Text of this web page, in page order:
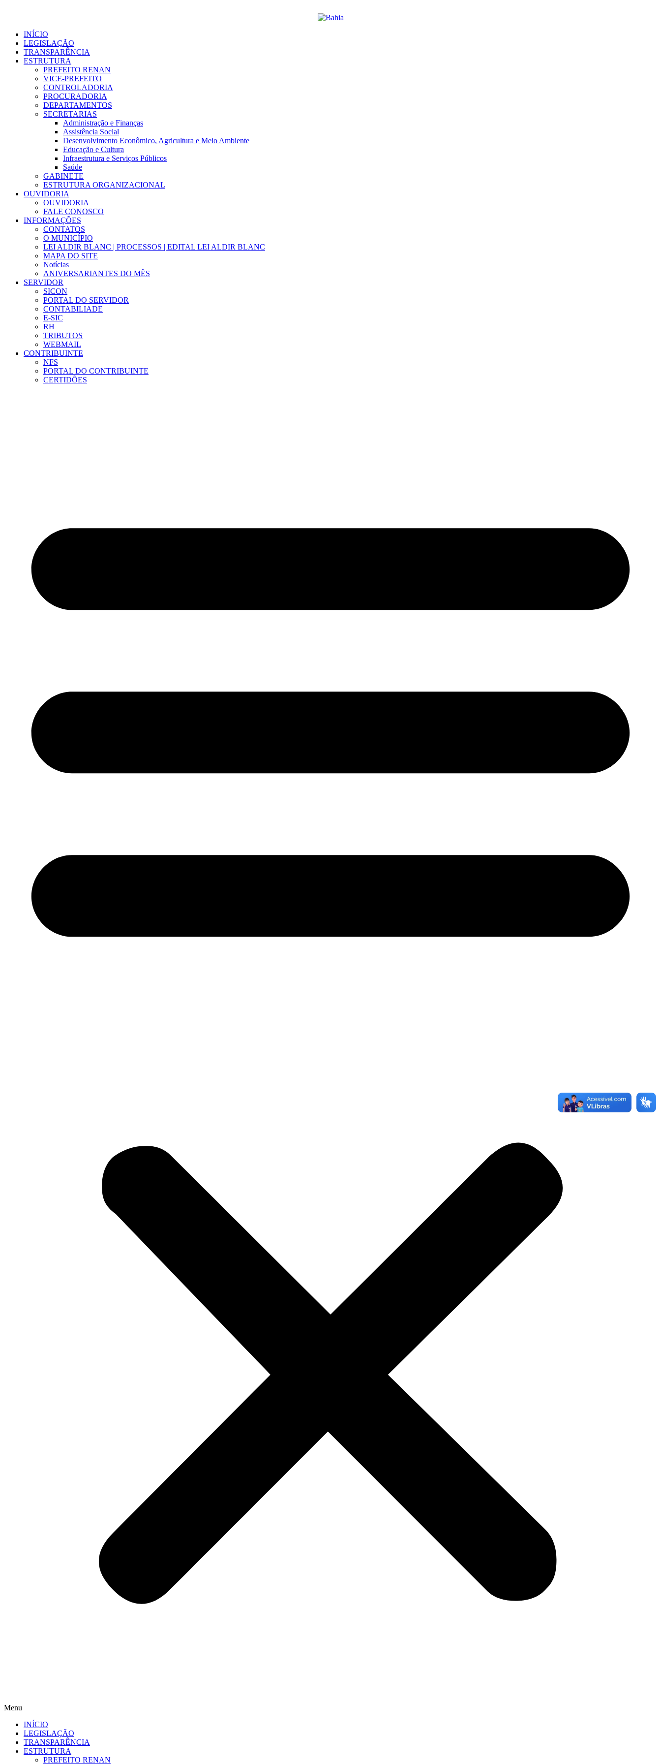
conteúdoINÍCIO
LEGISLAÇÃO
TRANSPARÊNCIA
ESTRUTURA
PREFEITO RENAN
VICE-PREFEITO
CONTROLADORIA
PROCURADORIA
DEPARTAMENTOS
SECRETARIAS
Administração e Finanças
Assistência Social
Desenvolvimento Econômico, Agricultura e Meio Ambiente
Educação e Cultura
Infraestrutura e Serviços Públicos
Saúde
GABINETE
ESTRUTURA ORGANIZACIONAL
OUVIDORIA
OUVIDORIA
FALE CONOSCO
INFORMAÇÕES
CONTATOS
O MUNICÍPIO
LEI ALDIR BLANC | PROCESSOS | EDITAL LEI ALDIR BLANC
MAPA DO SITE
Notícias
ANIVERSARIANTES DO MÊS
SERVIDOR
SICON
PORTAL DO SERVIDOR
CONTABILIADE
E-SIC
RH
TRIBUTOS
WEBMAIL
CONTRIBUINTE
NFS
PORTAL DO CONTRIBUINTE
CERTIDÕES
Menu
INÍCIO
LEGISLAÇÃO
TRANSPARÊNCIA
ESTRUTURA
PREFEITO RENAN